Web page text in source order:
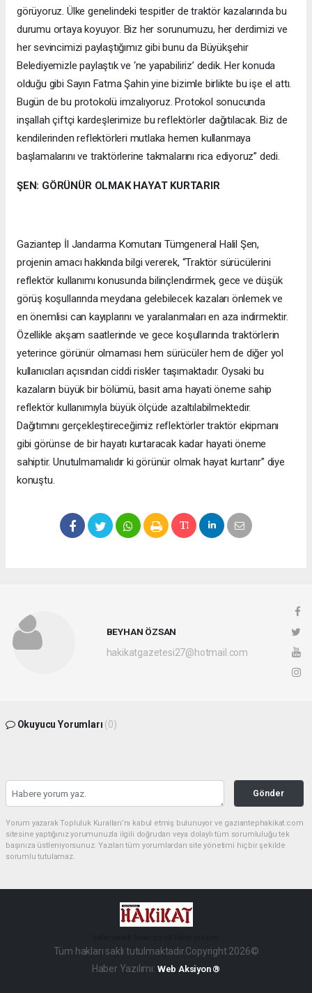
görüyoruz. Ülke genelindeki tespitler de traktör kazalarında bu
durumu ortaya koyuyor. Biz her sorunumuzu, her derdimizi ve
her sevincimizi paylaştığımız gibi bunu da Büyükşehir
Belediyemizle paylaştık ve ‘ne yapabiliriz’ dedik. Her konuda
olduğu gibi Sayın Fatma Şahin yine bizimle birlikte bu işe el attı.
Bugün de bu protokolü imzalıyoruz. Protokol sonucunda
inşallah çiftçi kardeşlerimize bu reflektörler dağıtılacak. Biz de
kendilerinden reflektörleri mutlaka hemen kullanmaya
başlamalarını ve traktörlerine takmalarını rica ediyoruz” dedi.
ŞEN: GÖRÜNÜR OLMAK HAYAT KURTARIR
Gaziantep İl Jandarma Komutanı Tümgeneral Halil Şen,
projenin amacı hakkında bilgi vererek, “Traktör sürücülerini
reflektör kullanımı konusunda bilinçlendirmek, gece ve düşük
görüş koşullarında meydana gelebilecek kazaları önlemek ve
en önemlisi can kayıplarını ve yaralanmaları en aza indirmektir.
Özellikle akşam saatlerinde ve gece koşullarında traktörlerin
yeterince görünür olmaması hem sürücüler hem de diğer yol
kullanıcıları açısından ciddi riskler taşımaktadır. Oysaki bu
kazaların büyük bir bölümü, basit ama hayati öneme sahip
reflektör kullanımıyla büyük ölçüde azaltılabilmektedir.
Dağıtımını gerçekleştireceğimiz reflektörler traktör ekipmanı
gibi görünse de bir hayatı kurtaracak kadar hayati öneme
sahiptir. Unutulmamalıdır ki görünür olmak hayat kurtarır” diye
konuştu.
BEYHAN ÖZSAN
hakikatgazetesi27@hotmail.com
Okuyucu Yorumları (0)
Gönder
Yorum yazarak Topluluk Kuralları’nı kabul etmiş bulunuyor ve gaziantephakikat.com
sitesine yaptığınız yorumunuzla ilgili doğrudan veya dolaylı tüm sorumluluğu tek
başınıza üstleniyorsunuz. Yazılan tüm yorumlardan site yönetimi hiçbir şekilde
sorumlu tutulamaz.
Tüm hakları saklı tutulmaktadır.Copyright 2026©
Haber Yazılımı: Web Aksiyon ®